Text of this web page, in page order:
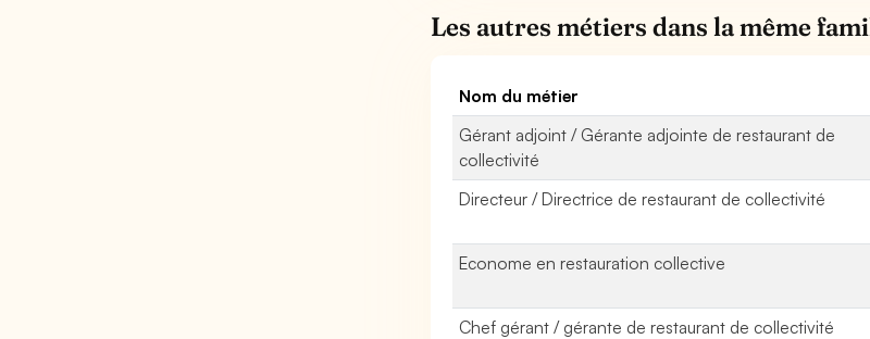
Les autres métiers dans la même
Nom du métier
Gérant adjoint / Gérante adjointe de restaurant de
collectivité
Directeur / Directrice de restaurant de collectivité
Econome en restauration collective
Chef gérant / gérante de restaurant de collectivité